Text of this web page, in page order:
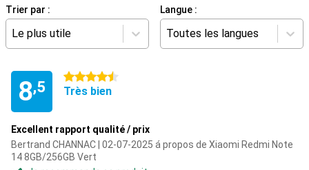
Trier par :
Le plus utile
Langue :
Toutes les langues
8,5
4.5 étoiles
Très bien
Excellent rapport qualité / prix
Bertrand CHANNAC | 02-07-2025 á propos de Xiaomi Redmi Note
14 8GB/256GB Vert